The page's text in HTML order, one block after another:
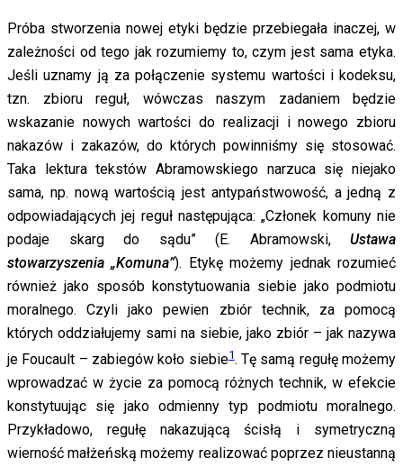
Próba stworzenia nowej etyki będzie przebiegała inaczej, w
zależności od tego jak rozumiemy to, czym jest sama etyka.
Jeśli uznamy ją za połączenie systemu wartości i kodeksu,
tzn. zbioru reguł, wówczas naszym zadaniem będzie
wskazanie nowych wartości do realizacji i nowego zbioru
nakazów i zakazów, do których powinniśmy się stosować.
Taka lektura tekstów Abramowskiego narzuca się niejako
sama, np. nową wartością jest antypaństwowość, a jedną z
odpowiadających jej reguł następująca: „Członek komuny nie
podaje skarg do sądu” (E. Abramowski, Ustawa
stowarzyszenia „Komuna”). Etykę możemy jednak rozumieć
również jako sposób konstytuowania siebie jako podmiotu
moralnego. Czyli jako pewien zbiór technik, za pomocą
których oddziałujemy sami na siebie, jako zbiór – jak nazywa
je Foucault – zabiegów koło siebie1. Tę samą regułę możemy
wprowadzać w życie za pomocą różnych technik, w efekcie
konstytuując się jako odmienny typ podmiotu moralnego.
Przykładowo, regułę nakazującą ścisłą i symetryczną
wierność małżeńską możemy realizować poprzez nieustanną